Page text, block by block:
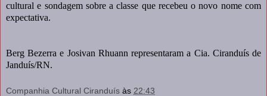
cultural e sondagem sobre a classe que recebeu o novo nome com
expectativa.
Berg Bezerra e Josivan Rhuann representaram a Cia. Ciranduís de
Janduís/RN.
Companhia Cultural Ciranduís às 22:43